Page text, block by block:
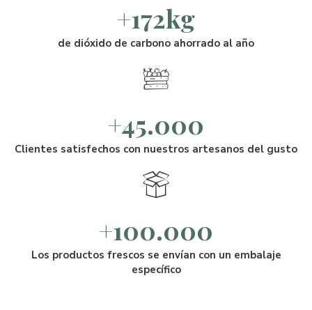
+172kg
de dióxido de carbono ahorrado al año
+45.000
Clientes satisfechos con nuestros artesanos del gusto
+100.000
Los productos frescos se envían con un embalaje
específico